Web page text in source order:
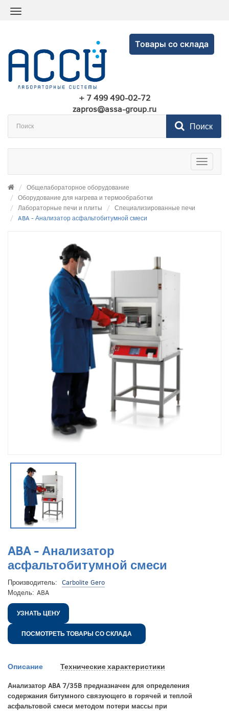
Товары со склада
+ 7 499 490-02-72
zapros@assa-group.ru
Поиск
Toggle
Общелабораторное оборудование
Оборудование для нагрева и термообработки
Лабораторные печи и плиты
Специализированные печи
ABA - Анализатор асфальтобитумной смеси
ABA - Анализатор
асфальтобитумной смеси
Производитель: Carbolite Gero
Модель: ABA
УЗНАТЬ ЦЕНУ
ПОСМОТРЕТЬ ТОВАРЫ СО СКЛАДА
Описание Технические характеристики
Анализатор ABA 7/35B предназначен для определения
содержания битумного связующего в горячей и теплой
асфальтовой смеси методом потери массы при